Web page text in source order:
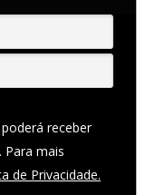
receber
mais
de Privacidade.